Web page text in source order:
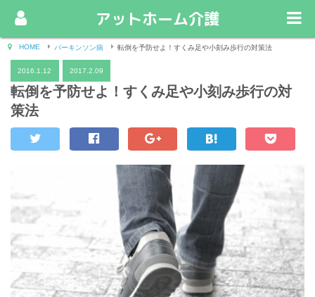
アットホーム介護
HOME パーキンソン病 転倒を予防せよ！すくみ足や小刻み歩行の対策法
2016.1.12 2017.2.09
転倒を予防せよ！すくみ足や小刻み歩行の対
策法